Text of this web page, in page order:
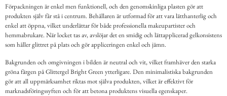
Förpackningen är enkel men funktionell, och den genomskinliga plasten gör att
produkten själv får stå i centrum. Behållaren är utformad för att vara lätthanterlig och
enkel att öppna, vilket underlättar för både professionella makeupartister och
hemmabrukare. När locket tas av, avslöjar det en smidig och lättapplicerad gelkonsistens
som håller glittret på plats och gör appliceringen enkel och jämn.
Bakgrunden och omgivningen i bilden är neutral och vit, vilket framhäver den starka
gröna färgen på Glittergel Bright Green ytterligare. Den minimalistiska bakgrunden
gör att all uppmärksamhet riktas mot själva produkten, vilket är effektivt för
marknadsföringssyften och för att betona produktens visuella egenskaper.